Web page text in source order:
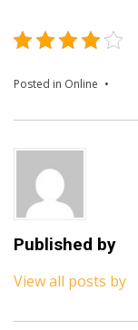
Posted in Online
Published by
View all posts by